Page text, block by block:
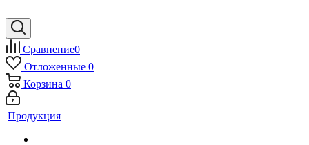
Сравнение0
Отложенные 0
Корзина 0
Продукция